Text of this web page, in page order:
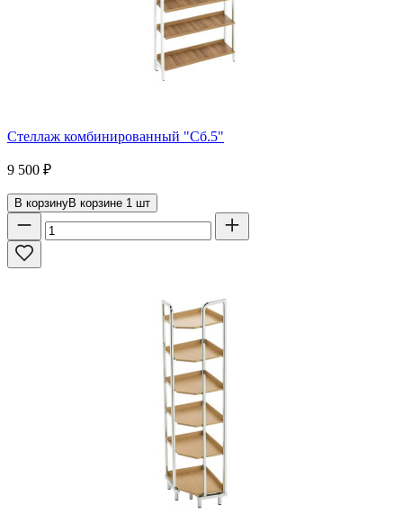
Стеллаж комбинированный "Сб.5"
9 500 ₽
В корзинуВ корзине 1 шт